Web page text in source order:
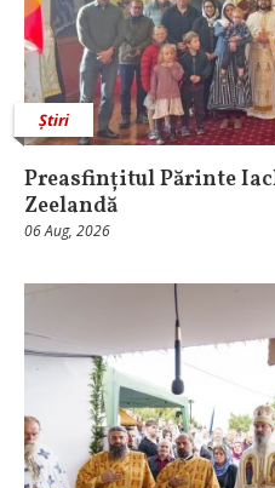
Știri
Preasfințitul Părinte
Zeelandă
06 Aug, 2026